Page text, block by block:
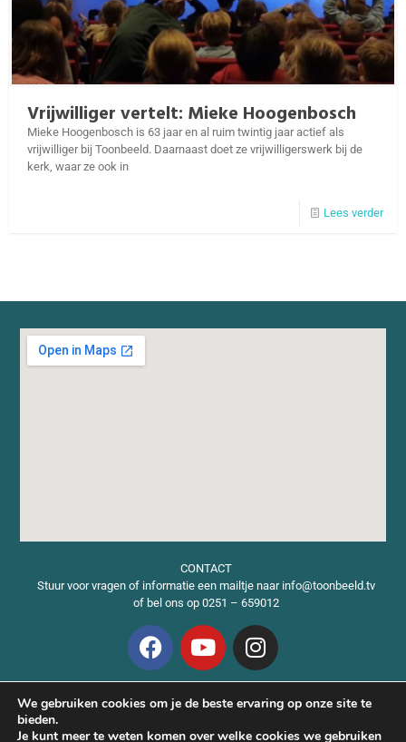
Vrijwilliger vertelt: Mieke Hoogenbosch
Mieke Hoogenbosch is 63 jaar en al ruim twintig jaar actief als
vrijwilliger bij Toonbeeld. Daarnaast doet ze vrijwilligerswerk bij de
kerk, waar ze ook in
Lees verder
CONTACT
Stuur voor vragen of informatie een mailtje naar info@toonbeeld.tv
of bel ons op 0251 – 659012
Vacatures
Algemene Voorwaarden
ANBI gegevens
We gebruiken cookies om je de beste ervaring op onze site te
bieden.
Je kunt meer te weten komen over welke cookies we gebruiken